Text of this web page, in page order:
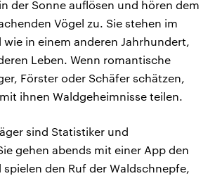
der Sonne auflösen und hören dem
Vögel zu. Sie stehen im
wie in einem anderen Jahrhundert,
Leben. Wenn romantische
Förster oder Schäfer schätzen,
ihnen Waldgeheimnisse teilen.
sind Statistiker und
gehen abends mit einer App den
spielen den Ruf der Waldschnepfe,